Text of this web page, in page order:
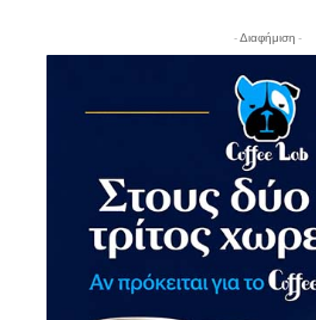
- Διαφήμιση -